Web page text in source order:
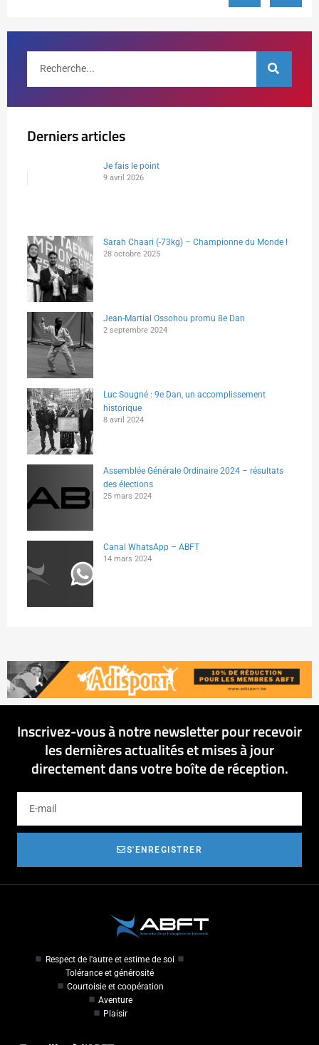
Derniers articles
Je fais le point
9 avril 2026
Sarah Chaari (-73kg) – Championne du Monde !
28 octobre 2025
Jean-Martial Ossohou promu 8e Dan
2 septembre 2024
Luc Sougné : 9e Dan, un accomplissement
historique
8 avril 2024
Assemblée Générale Ordinaire 2024 – résultats
des élections
25 mars 2024
Canal WhatsApp – ABFT
14 mars 2024
Inscrivez-vous à notre newsletter pour recevoir
les dernières actualités et mises à jour
directement dans votre boîte de réception.
S'ENREGISTRER
Respect de l'autre et estime de soi
Tolérance et générosité
Courtoisie et coopération
Aventure
Plaisir